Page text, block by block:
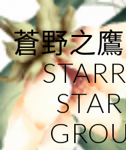
to
content
蒼野之